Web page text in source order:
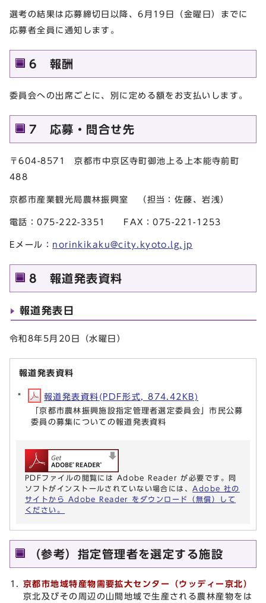
選考の結果は応募締切日以降、6月19日（金曜日）までに
応募者全員に通知します。
6 報酬
委員会への出席ごとに、別に定める額をお支払いします。
7 応募・問合せ先
〒604-8571 京都市中京区寺町御池上る上本能寺前町
488
京都市産業観光局農林振興室 （担当：佐藤、岩浅）
電話：075-222-3351 FAX：075-221-1253
Eメール： norinkikaku@city.kyoto.lg.jp
8 報道発表資料
報道発表日
令和8年5月20日（水曜日）
報道発表資料
報道発表資料(PDF形式, 874.42KB)
「京都市農林振興施設指定管理者選定委員会」市民公募
委員の募集についての報道発表資料
PDFファイルの閲覧には Adobe Reader が必要です。同
ソフトがインストールされていない場合には、 Adobe 社の
サイトから Adobe Reader をダウンロード（無償）して
ください。
（参考）指定管理者を選定する施設
京都市地域特産物需要拡大センター（ウッディー京北）
京北及びその周辺の山間地域で生産される農林産物をは